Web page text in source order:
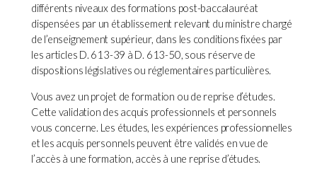
différents niveaux des formations post-baccalauréat
dispensées par un établissement relevant du ministre chargé
de l’enseignement supérieur, dans les conditions fixées par
les articles D. 613-39 à D. 613-50, sous réserve de
dispositions législatives ou réglementaires particulières.
Vous avez un projet de formation ou de reprise d’études.
Cette validation des acquis professionnels et personnels
vous concerne. Les études, les expériences professionnelles
et les acquis personnels peuvent être validés en vue de
l’accès à une formation, accès à une reprise d’études.